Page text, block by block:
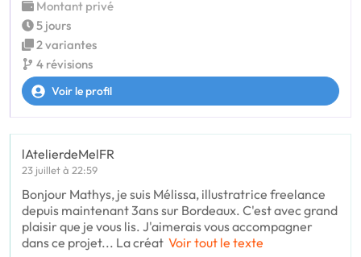
Montant privé
5 jours
2 variantes
4 révisions
Voir le profil
lAtelierdeMelFR
23 juillet à 22:59
Bonjour Mathys, je suis Mélissa, illustratrice freelance
depuis maintenant 3ans sur Bordeaux. C'est avec grand
plaisir que je vous lis. J'aimerais vous accompagner
dans ce projet... La créat Voir tout le texte